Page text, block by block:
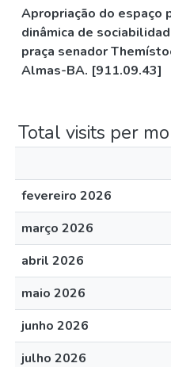
Apropriação do espaço
dinâmica de
praça senador
Almas-BA. [911.09.43]
Total visits per
fevereiro 2026
março 2026
abril 2026
maio 2026
junho 2026
julho 2026